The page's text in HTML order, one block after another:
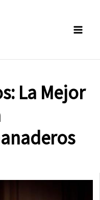
La Mejor